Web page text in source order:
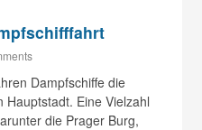
Dampfschiffe die
Hauptstadt. Eine Vielzahl
die Prager Burg,